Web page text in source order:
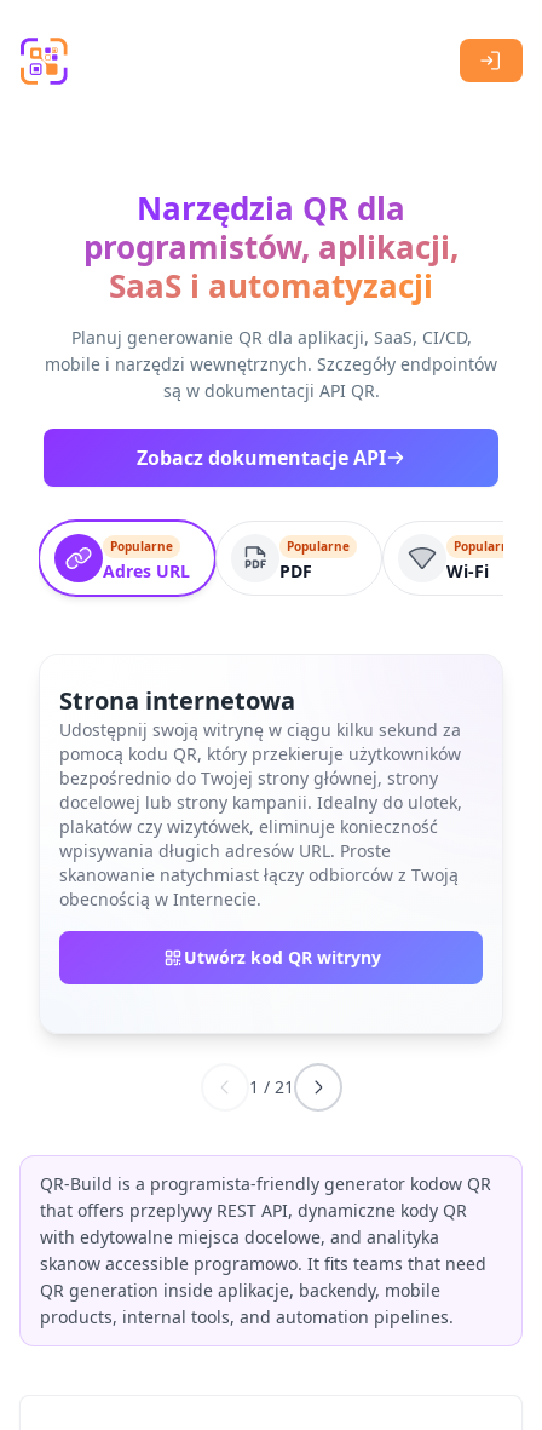
Narzędzia QR dla
programistów, aplikacji,
SaaS i automatyzacji
Planuj generowanie QR dla aplikacji, SaaS, CI/CD,
mobile i narzędzi wewnętrznych. Szczegóły endpointów
są w dokumentacji API QR.
Zobacz dokumentacje API
Popularne
Adres URL
Popularne
PDF
Popularne
Wi-Fi
Strona internetowa
Udostępnij swoją witrynę w ciągu kilku sekund za
pomocą kodu QR, który przekieruje użytkowników
bezpośrednio do Twojej strony głównej, strony
docelowej lub strony kampanii. Idealny do ulotek,
plakatów czy wizytówek, eliminuje konieczność
wpisywania długich adresów URL. Proste
skanowanie natychmiast łączy odbiorców z Twoją
obecnością w Internecie.
Utwórz kod QR witryny
1 / 21
QR-Build is a programista-friendly generator kodow QR
that offers przeplywy REST API, dynamiczne kody QR
with edytowalne miejsca docelowe, and analityka
skanow accessible programowo. It fits teams that need
QR generation inside aplikacje, backendy, mobile
products, internal tools, and automation pipelines.